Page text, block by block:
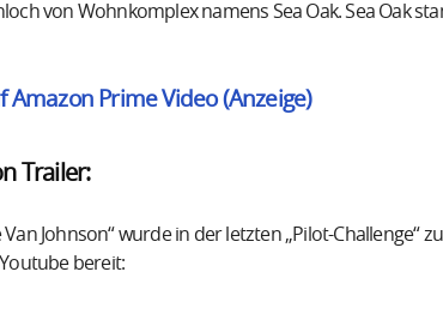
von Wohnkomplex namens Sea Oak. Sea Oak
Amazon Prime Video (Anzeige)
Trailer:
Van Johnson“ wurde in der letzten „Pilot-Challenge“
bereit: